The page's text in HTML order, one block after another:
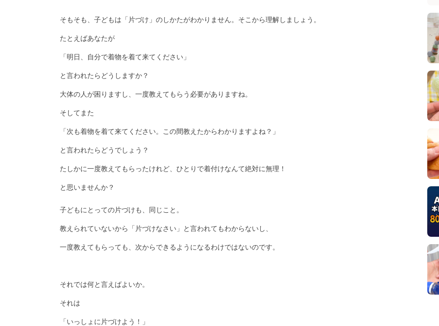
そもそも、子どもは「片づけ」のしかたがわかりません。そこから理解しましょう。
たとえばあなたが
「明日、自分で着物を着て来てください」
と言われたらどうしますか？
大体の人が困りますし、一度教えてもらう必要がありますね。
そしてまた
「次も着物を着て来てください。この間教えたからわかりますよね？」
と言われたらどうでしょう？
たしかに一度教えてもらったけれど、ひとりで着付けなんて絶対に無理！
と思いませんか？
子どもにとっての片づけも、同じこと。
教えられていないから「片づけなさい」と言われてもわからないし、
一度教えてもらっても、次からできるようになるわけではないのです。
それでは何と言えばよいか。
それは
「いっしょに片づけよう！」